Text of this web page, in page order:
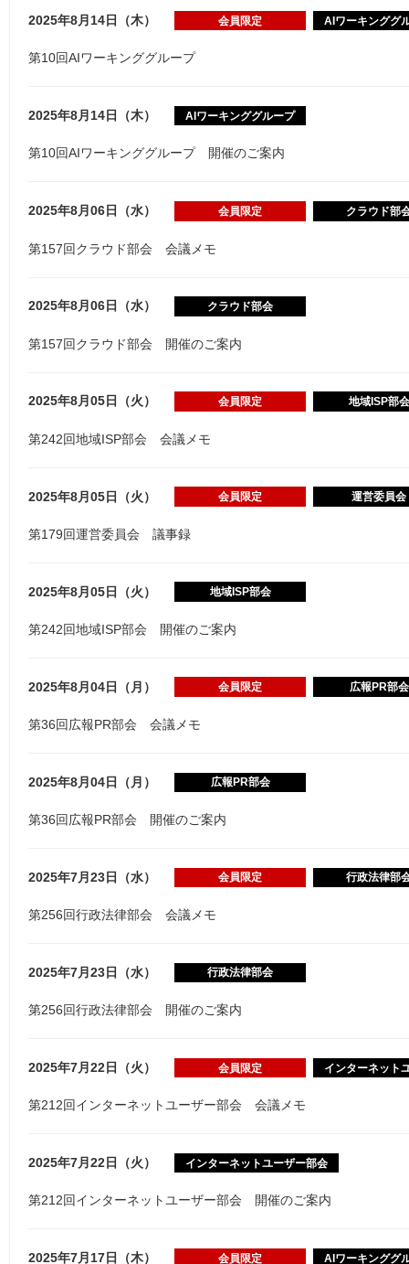
2025年8月14日（木） 会員限定 AIワーキンググ
第10回AIワーキンググループ
2025年8月14日（木） AIワーキンググループ
第10回AIワーキンググループ 開催のご案内
2025年8月06日（水） 会員限定 クラウド部
第157回クラウド部会 会議メモ
2025年8月06日（水） クラウド部会
第157回クラウド部会 開催のご案内
2025年8月05日（火） 会員限定 地域ISP部会
第242回地域ISP部会 会議メモ
2025年8月05日（火） 会員限定 運営委員会
第179回運営委員会 議事録
2025年8月05日（火） 地域ISP部会
第242回地域ISP部会 開催のご案内
2025年8月04日（月） 会員限定 広報PR部会
第36回広報PR部会 会議メモ
2025年8月04日（月） 広報PR部会
第36回広報PR部会 開催のご案内
2025年7月23日（水） 会員限定 行政法律部
第256回行政法律部会 会議メモ
2025年7月23日（水） 行政法律部会
第256回行政法律部会 開催のご案内
2025年7月22日（火） 会員限定 インターネット
第212回インターネットユーザー部会 会議メモ
2025年7月22日（火） インターネットユーザー部会
第212回インターネットユーザー部会 開催のご案内
2025年7月17日（木） 会員限定 AIワーキンググ